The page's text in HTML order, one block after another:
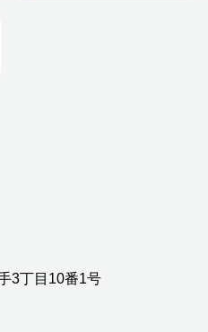
3丁目10番1号